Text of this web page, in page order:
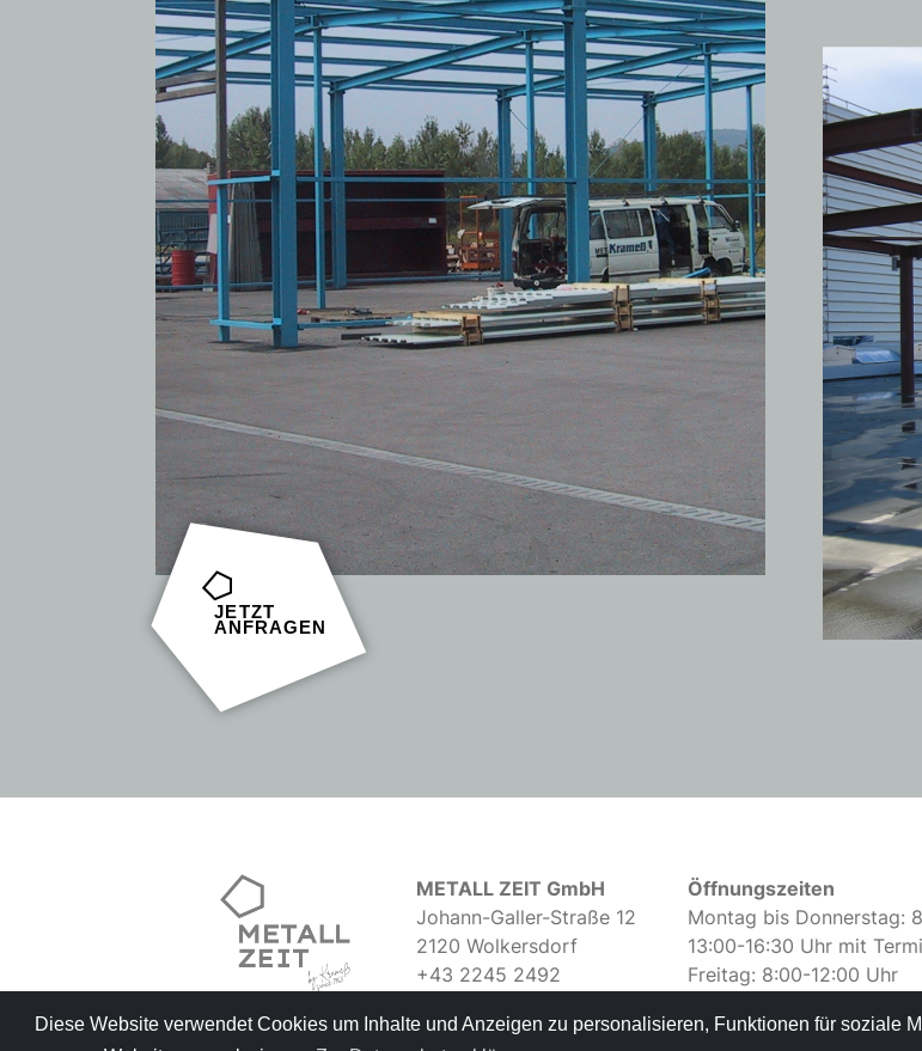
Diese Website verwendet Cookies um Inhalte und Anzeigen zu personalisieren, Funktionen für soziale
J
ETZT
A
NFRAGEN
METALL ZEIT GmbH
Johann-Galler-Straße 12
2120 Wolkersdorf
+43 2245 2492
Öffnungszeiten
Montag bis Donnerstag:
13:00-16:30 Uhr mit
Freitag: 8:00-12:00 Uhr